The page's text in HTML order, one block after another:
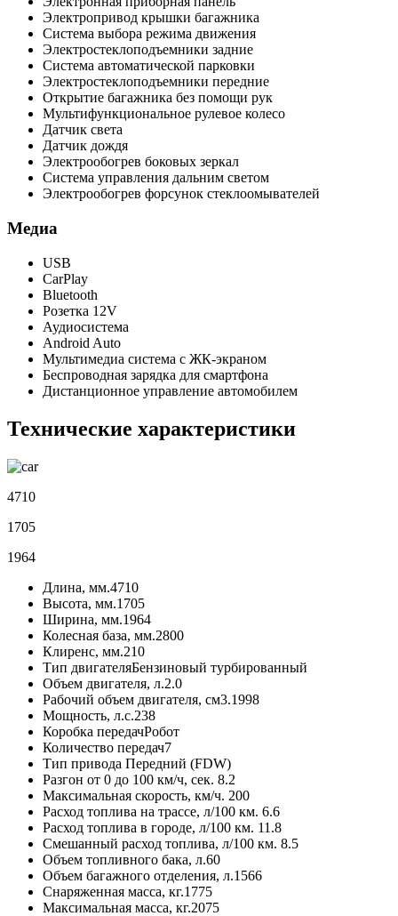
Электропривод крышки багажника
Система выбора режима движения
Электростеклоподъемники задние
Система автоматической парковки
Электростеклоподъемники передние
Открытие багажника без помощи рук
Мультифункциональное рулевое колесо
Датчик света
Датчик дождя
Электрообогрев боковых зеркал
Система управления дальним светом
Электрообогрев форсунок стеклоомывателей
Медиа
USB
CarPlay
Bluetooth
Розетка 12V
Аудиосистема
Android Auto
Мультимедиа система с ЖК-экраном
Беспроводная зарядка для смартфона
Дистанционное управление автомобилем
Технические характеристики
4710
1705
1964
Длина, мм.4710
Высота, мм.1705
Ширина, мм.1964
Колесная база, мм.2800
Клиренс, мм.210
Тип двигателяБензиновый турбированный
Объем двигателя, л.2.0
Рабочий объем двигателя, см3.1998
Мощность, л.с.238
Коробка передачРобот
Количество передач7
Тип привода Передний (FDW)
Разгон от 0 до 100 км/ч, сек. 8.2
Максимальная скорость, км/ч. 200
Расход топлива на трассе, л/100 км. 6.6
Расход топлива в городе, л/100 км. 11.8
Смешанный расход топлива, л/100 км. 8.5
Объем топливного бака, л.60
Объем багажного отделения, л.1566
Снаряженная масса, кг.1775
Максимальная масса, кг.2075